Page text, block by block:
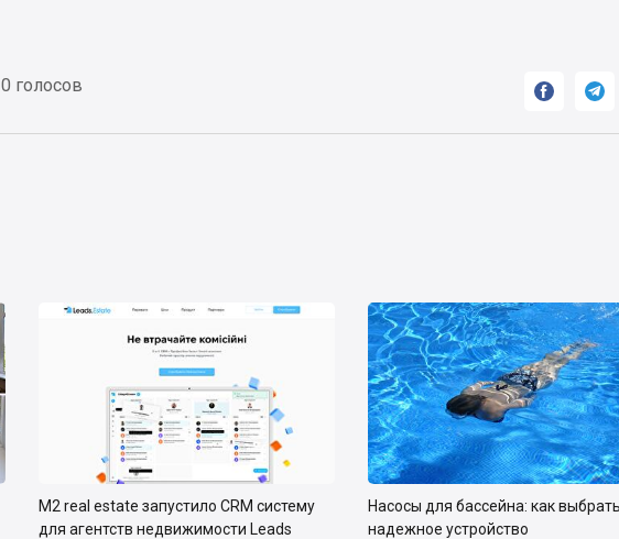
0 голосов  
М2 real estate запустило CRM систему
для агентств недвижимости Leads
Насосы для бассейна: как
надежное устройство